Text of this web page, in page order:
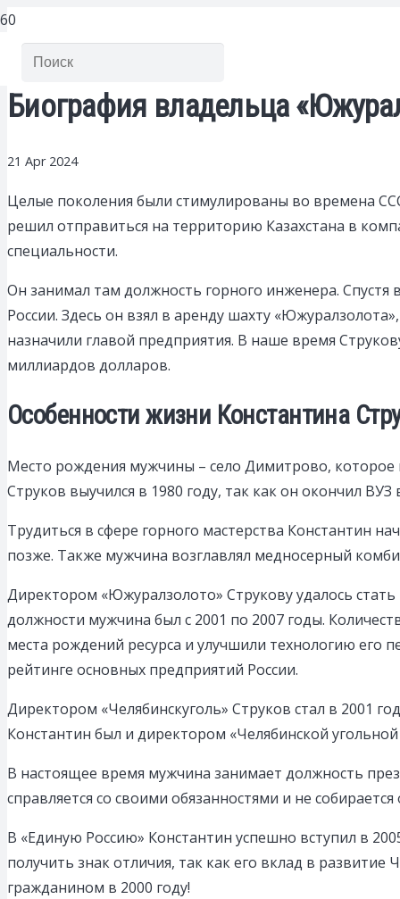
Биография владельца
21 Apr 2024
Целые поколения были стимулированы во времена
решил отправиться на территорию Казахстана в
специальности.
Он занимал там должность горного инженера. Спустя
России. Здесь он взял в аренду шахту
назначили главой предприятия. В наше время
миллиардов долларов.
Особенности жизни Константина
Место рождения мужчины – село Димитрово, которое
Струков выучился в 1980 году, так как он окончил ВУЗ
Трудиться в сфере горного мастерства Константин
позже. Также мужчина возглавлял медносерный
Директором «Южуралзолото» Струкову удалось
должности мужчина был с 2001 по 2007 годы.
места рождений ресурса и улучшили технологию
рейтинге основных предприятий России.
Директором «Челябинскуголь» Струков стал в 2001
Константин был и директором «Челябинской
В настоящее время мужчина занимает должность
справляется со своими обязанностями и не
В «Единую Россию» Константин успешно вступил в
получить знак отличия, так как его вклад в
гражданином в 2000 году!